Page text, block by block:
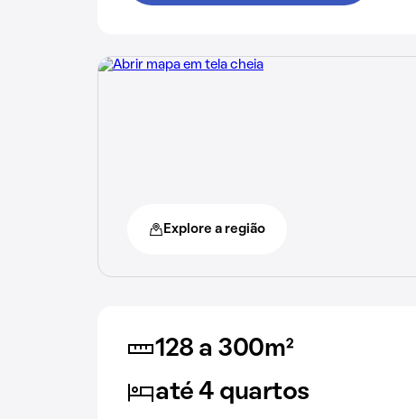
Explore a região
128 a 300m²
até 4 quartos